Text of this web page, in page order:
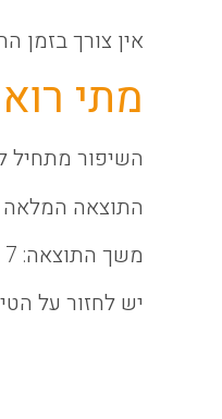
אין צורך בזמן
מתי
השיפור מתחיל
התוצאה המלאה
משך התוצאה: 7 עד 10 חודשים בממוצע.
יש לחזור על